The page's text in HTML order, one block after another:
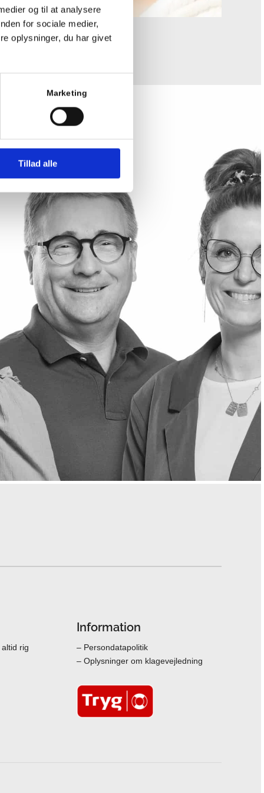
og til at analysere
for sociale medier,
oplysninger, du har givet
Marketing
Tillad alle
rig
Information
– Persondatapolitik
– Oplysninger om klagevejledning